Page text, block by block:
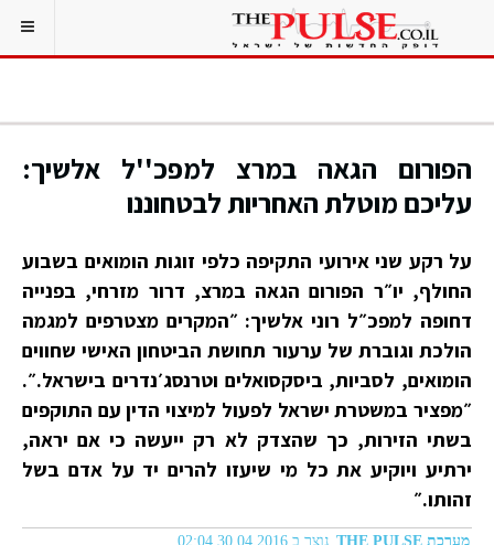
הפורום הגאה במרצ למפכ''ל אלשיך:
עליכם מוטלת האחריות לבטחוננו
על רקע שני אירועי התקיפה כלפי זוגות הומואים בשבוע
החולף, יו״ר הפורום הגאה במרצ, דרור מזרחי, בפנייה
דחופה למפכ״ל רוני אלשיך: ״המקרים מצטרפים למגמה
הולכת וגוברת של ערעור תחושת הביטחון האישי שחווים
הומואים, לסביות, ביסקסואלים וטרנסג׳נדרים בישראל.״.
״מפציר במשטרת ישראל לפעול למיצוי הדין עם התוקפים
בשתי הזירות, כך שהצדק לא רק ייעשה כי אם יראה,
ירתיע ויוקיע את כל מי שיעזו להרים יד על אדם בשל
זהותו.״
מערכת THE PULSE נוצר ב 30.04.2016 02:04